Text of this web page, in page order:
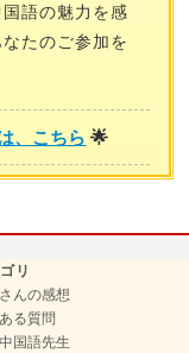
語の魅力を感
たのご参加を
、こちら 🌟
リ
んの感想
る質問
国語先生